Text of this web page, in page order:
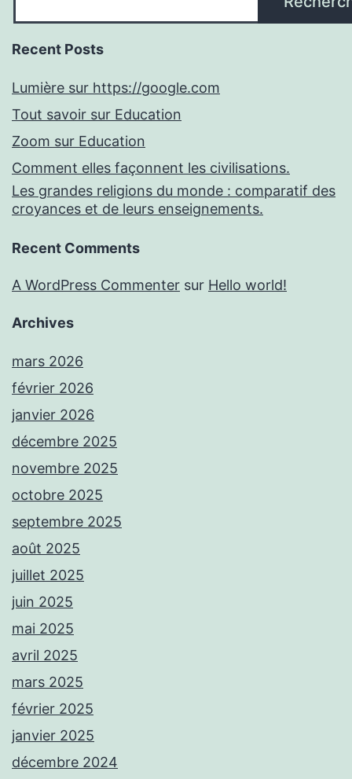
Recent Posts
Lumière sur https://google.com
Tout savoir sur Education
Zoom sur Education
Comment elles façonnent les civilisations.
Les grandes religions du monde : comparatif des
croyances et de leurs enseignements.
Recent Comments
A WordPress Commenter sur Hello world!
Archives
mars 2026
février 2026
janvier 2026
décembre 2025
novembre 2025
octobre 2025
septembre 2025
août 2025
juillet 2025
juin 2025
mai 2025
avril 2025
mars 2025
février 2025
janvier 2025
décembre 2024